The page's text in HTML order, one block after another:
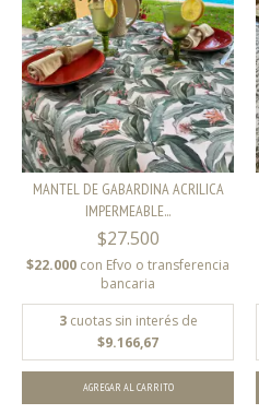
MANTEL DE GABARDINA ACRILICA
IMPERMEABLE...
$27.500
$22.000 con Efvo o transferencia
bancaria
3 cuotas sin interés de
$9.166,67
AGREGAR AL CARRITO